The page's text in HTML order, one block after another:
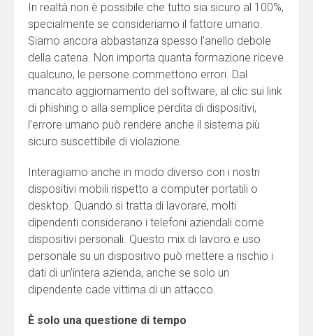
In realtà non è possibile che tutto sia sicuro al 100%,
specialmente se consideriamo il fattore umano.
Siamo ancora abbastanza spesso l’anello debole
della catena. Non importa quanta formazione riceve
qualcuno, le persone commettono errori. Dal
mancato aggiornamento del software, al clic sui link
di phishing o alla semplice perdita di dispositivi,
l’errore umano può rendere anche il sistema più
sicuro suscettibile di violazione.
Interagiamo anche in modo diverso con i nostri
dispositivi mobili rispetto a computer portatili o
desktop. Quando si tratta di lavorare, molti
dipendenti considerano i telefoni aziendali come
dispositivi personali. Questo mix di lavoro e uso
personale su un dispositivo può mettere a rischio i
dati di un’intera azienda, anche se solo un
dipendente cade vittima di un attacco.
È solo una questione di tempo